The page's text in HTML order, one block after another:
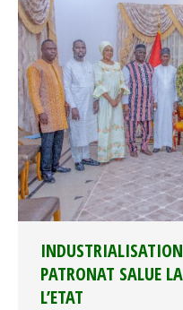
PATRONAT SALUE
L’ETAT